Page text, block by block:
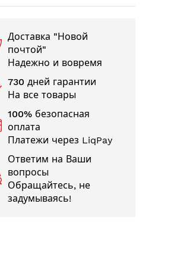
Доставка "Новой
почтой"
Надежно и вовремя
730 дней гарантии
На все товары
100% безопасная
оплата
Платежи через LiqPay
Ответим на Ваши
вопросы
Обращайтесь, не
задумываясь!